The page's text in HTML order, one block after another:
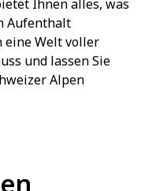
Ihnen alles, was
Aufenthalt
eine Welt voller
und lassen Sie
Alpen